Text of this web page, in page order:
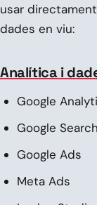
usar
dades en viu:
Analítica i
Google
Google
Google Ads
Meta Ads